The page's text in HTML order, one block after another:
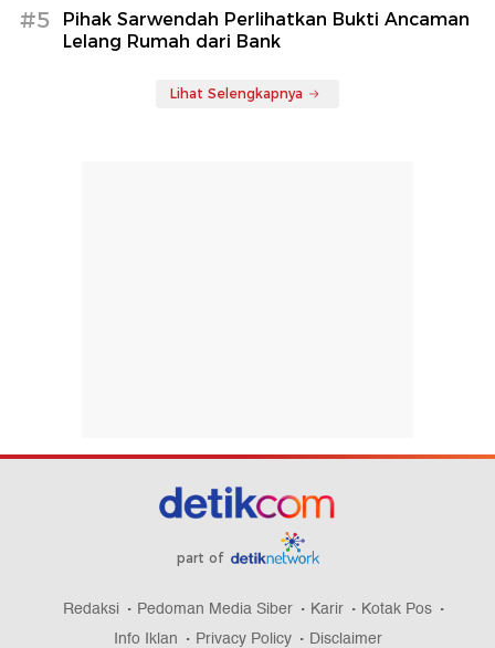
#5
Pihak Sarwendah Perlihatkan Bukti Ancaman
Lelang Rumah dari Bank
Lihat Selengkapnya
part of
Redaksi Pedoman Media Siber Karir
Kotak Pos
Info Iklan
Privacy Policy Disclaimer